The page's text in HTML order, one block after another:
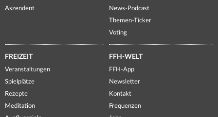
Aszendent
News-Podcast
Themen-Ticker
Voting
FREIZEIT
Veranstaltungen
Spielplätze
Rezepte
Meditation
FFH-WELT
FFH-App
Newsletter
Kontakt
Frequenzen